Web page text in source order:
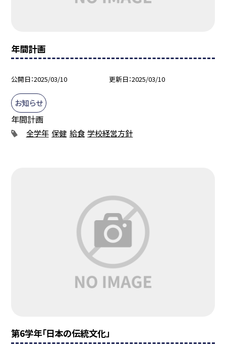
年間計画
公開日 2025/03/10 更新日 2025/03/10
お知らせ
年間計画
全学年 保健 給食 学校経営方針
第6学年「日本の伝統文化」